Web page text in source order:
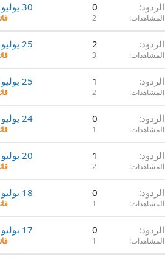
الردود 0
المشاهدات 2
30 يوليو 2026
الردود 2
المشاهدات 3
25 يوليو 2026
الردود 1
المشاهدات 2
25 يوليو 2026
الردود 0
المشاهدات 1
24 يوليو 2026
الردود 1
المشاهدات 2
20 يوليو 2026
الردود 0
المشاهدات 1
18 يوليو 2026
الردود 0
المشاهدات 1
17 يوليو 2026